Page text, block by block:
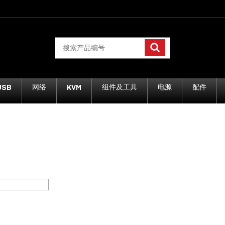
网络 KVM 组件及工具 电源 配件